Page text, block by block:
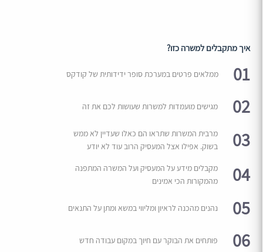
איך מתקבלים למשרה כזו?
01 ממלאים פרטים במערכת סופר ידידותית של קודקס
02 מגישים מועמדות למשרות שעושות לכם את זה
03
מרבית המשרות שתראו הם כאלו שעדיין לא ממש
בשוק. אפילו אצל המעסיק הרוב עוד לא יודע
04
מקבלים מידע על המעסיק ועל המשרה המתפנה
מהמקורות הכי אמינים
05 נהנים מהכנה לראיון ומליווי במשא ומתן על התנאים
06 פותחים את הבוקר עם חיוך במקום עבודה חדש